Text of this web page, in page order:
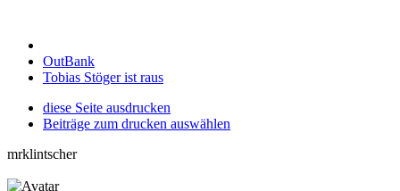
OutBank
Tobias Stöger ist raus
diese Seite ausdrucken
Beiträge zum drucken auswählen
mrklintscher